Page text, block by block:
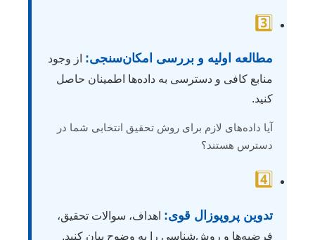
3️⃣
مطالعه اولیه و بررسی امکان‌سنجی: از وجود
منابع کافی و دسترسی به داده‌ها اطمینان حاصل
کنید.
آیا داده‌های لازم برای روش تحقیق انتخابی شما در
دسترس هستند؟
4️⃣
تدوین پروپوزال قوی: اهداف، سوالات تحقیق،
فرضیه‌ها و روش‌شناسی را به وضوح بیان کنید.